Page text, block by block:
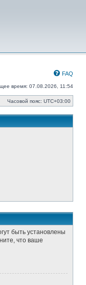
FAQ
время: 07.08.2026, 11:54
Часовой пояс: UTC+03:00
быть установлены
что ваше